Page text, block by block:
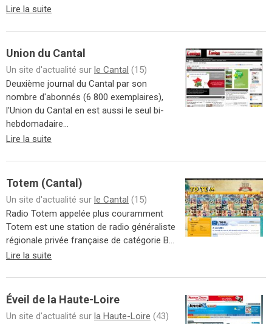
Lire la suite
Union du Cantal
Un site d'actualité sur le Cantal (15)
Deuxième journal du Cantal par son
nombre d'abonnés (6 800 exemplaires),
l'Union du Cantal en est aussi le seul bi-
hebdomadaire...
Lire la suite
Totem (Cantal)
Un site d'actualité sur le Cantal (15)
Radio Totem appelée plus couramment
Totem est une station de radio généraliste
régionale privée française de catégorie B...
Lire la suite
Éveil de la Haute-Loire
Un site d'actualité sur la Haute-Loire (43)